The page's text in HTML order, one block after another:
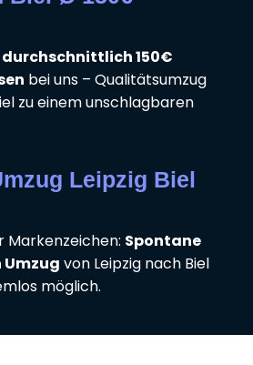
durchschnittlich 150€
bei uns – Qualitätsumzug
zu einem unschlagbaren
Leipzig Biel
Markenzeichen: Spontane
Umzug von Leipzig nach Biel
möglich.